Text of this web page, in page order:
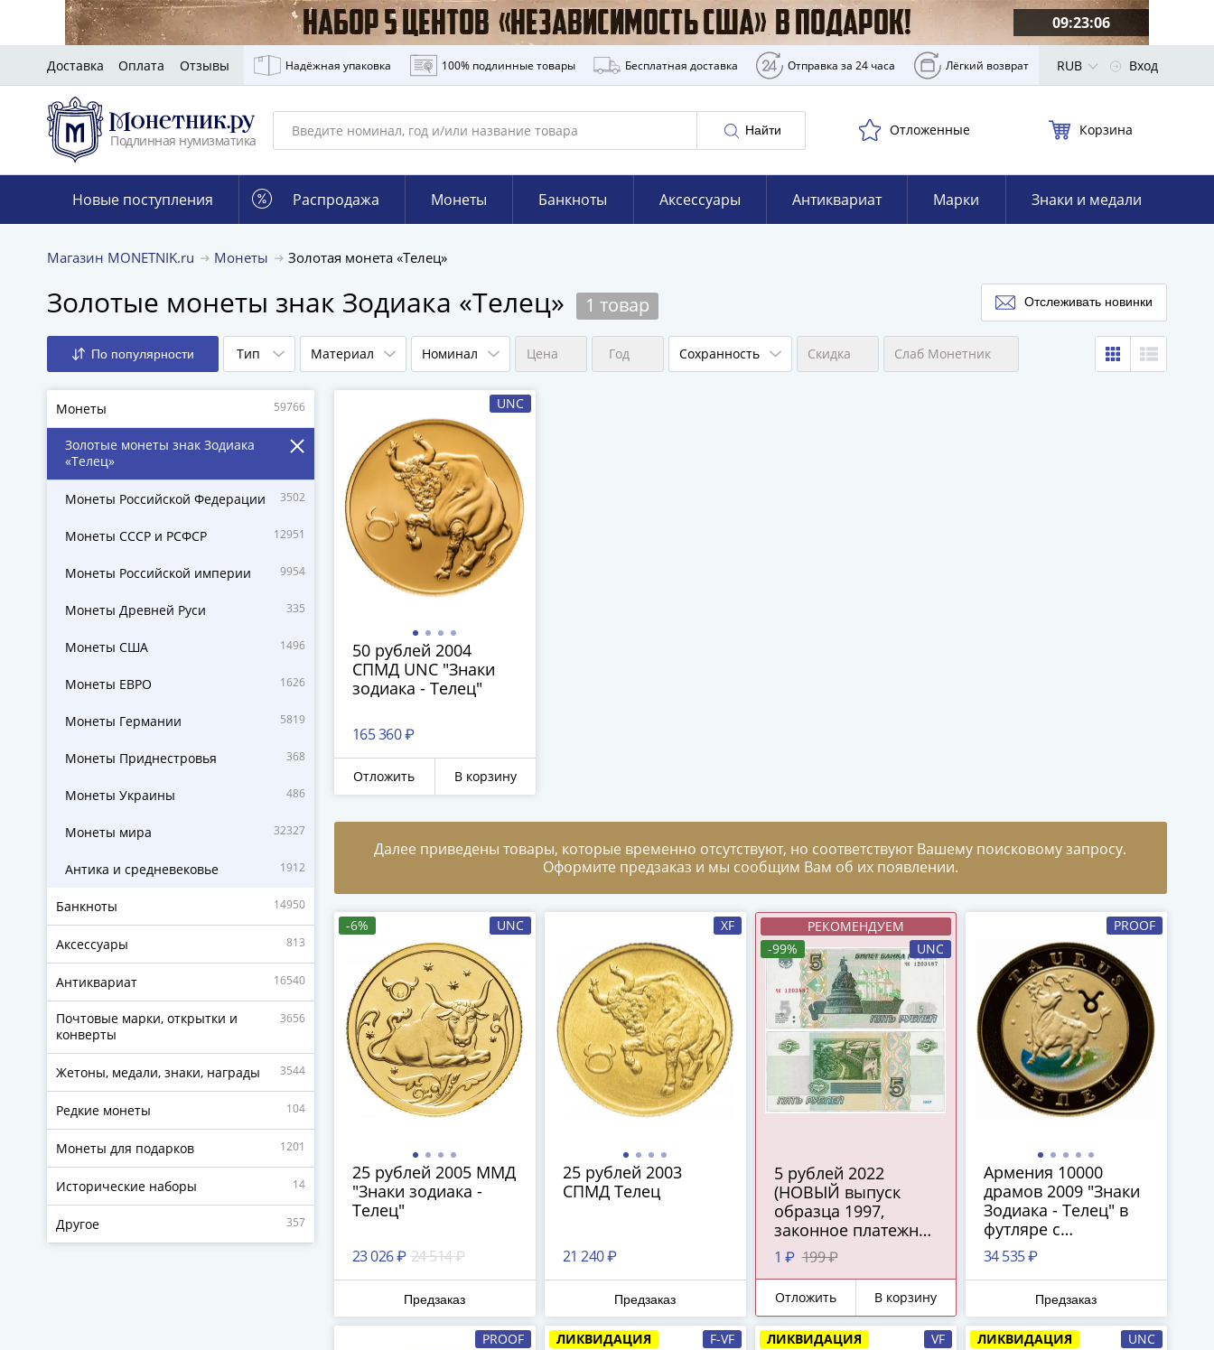
09:23:04
Доставка Оплата Отзывы Надёжная упаковка 100% подлинные товары Бесплатная доставка Отправка за 24 часа Лёгкий возврат RUB Вход
Подлинная нумизматика
Найти Отложенные Корзина
Новые поступления Распродажа Монеты Банкноты Аксессуары Антиквариат Марки Знаки и медали
Магазин MONETNIK.ru Монеты Золотая монета «Телец»
Золотые монеты знак Зодиака «Телец» 1 товар Отслеживать новинки
По популярности Тип Материал Номинал Цена Год Сохранность Скидка Слаб Монетник
Монеты
Золотые монеты знак Зодиака
«Телец»
59766
Монеты Российской Федерации 3502
Монеты СССР и РСФСР 12951
Монеты Российской империи 9954
Монеты Древней Руси 335
Монеты США 1496
Монеты ЕВРО 1626
Монеты Германии 5819
Монеты Приднестровья 368
Монеты Украины 486
Монеты мира 32327
Антика и средневековье 1912
Банкноты 14950
Аксессуары 813
Антиквариат 16540
Почтовые марки, открытки и
конверты
3656
Жетоны, медали, знаки, награды 3544
Редкие монеты 104
Монеты для подарков 1201
Исторические наборы 14
Другое 357
UNC
50 рублей 2004
СПМД UNC "Знаки
зодиака - Телец"
165 360 ₽
Отложить В корзину
Далее приведены товары, которые временно отсутствуют, но соответствуют Вашему поисковому запросу.
Оформите предзаказ и мы сообщим Вам об их появлении.
-6% UNC
25 рублей 2005 ММД
"Знаки зодиака -
Телец"
23 026 ₽ 24 514 ₽
Предзаказ
XF
25 рублей 2003
СПМД Телец
21 240 ₽
Предзаказ
РЕКОМЕНДУЕМ
-99%
UNC
5 рублей 2022
(НОВЫЙ выпуск
образца 1997,
законное платежное
средство ЦБ РФ)
ПРЕСС
1 ₽ 199 ₽
Отложить В корзину
PROOF
Армения 10000
драмов 2009 "Знаки
Зодиака - Телец" в
футляре с
сертификатом
34 535 ₽
Предзаказ
PROOF ЛИКВИДАЦИЯ F-VF ЛИКВИДАЦИЯ VF ЛИКВИДАЦИЯ UNC